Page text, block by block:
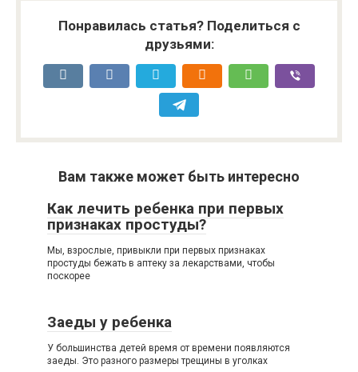
Понравилась статья? Поделиться с
друзьями:
Вам также может быть интересно
Как лечить ребенка при первых
признаках простуды?
Мы, взрослые, привыкли при первых признаках
простуды бежать в аптеку за лекарствами, чтобы
поскорее
Заеды у ребенка
У большинства детей время от времени появляются
заеды. Это разного размеры трещины в уголках